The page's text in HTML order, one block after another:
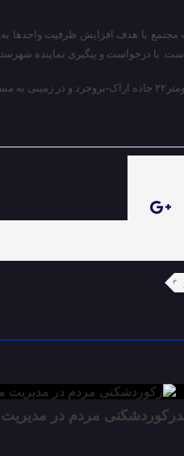
و پیگیری نماینده شهرستان شازند و تصویب مجمع عمومی از
می باشد.
رکوردشکنی مردم در